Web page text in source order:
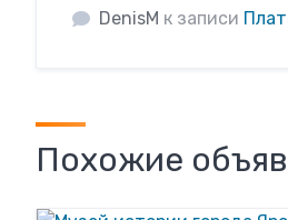
DenisM к записи
Похожие